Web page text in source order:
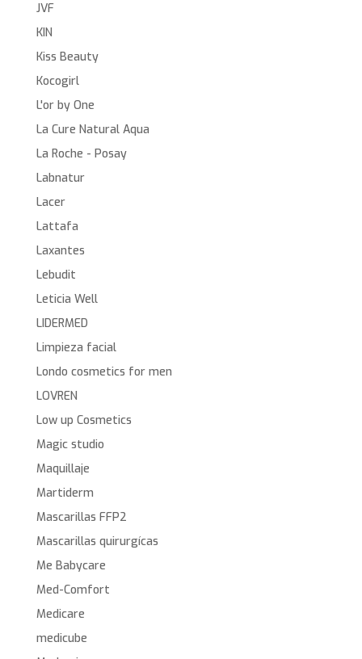
JVF
KIN
Kiss Beauty
Kocogirl
L'or by One
La Cure Natural Aqua
La Roche - Posay
Labnatur
Lacer
Lattafa
Laxantes
Lebudit
Leticia Well
LIDERMED
Limpieza facial
Londo cosmetics for men
LOVREN
Low up Cosmetics
Magic studio
Maquillaje
Martiderm
Mascarillas FFP2
Mascarillas quirurgícas
Me Babycare
Med-Comfort
Medicare
medicube